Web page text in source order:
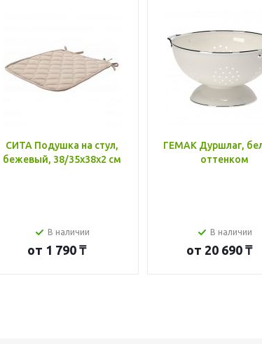
СИТА Подушка на стул,
бежевый, 38/35x38x2 см
В наличии
от 1 790 ₸
ГЕМАК Дуршлаг,
оттенком
В наличии
от 20 690 ₸